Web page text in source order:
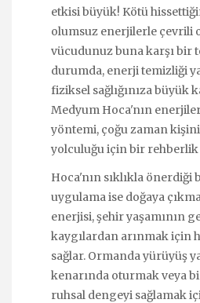
etkisi büyük! Kötü
olumsuz enerjilerle çevrili
vücudunuz buna karşı bir
durumda, enerji temizliği
fiziksel sağlığınıza büyük
Medyum Hoca'nın
yöntemi, çoğu zaman
yolculuğu için bir rehberlik
Hoca'nın sıklıkla önerdiği
uygulama ise doğaya
enerjisi, şehir yaşamının
kaygılardan arınmak için
sağlar. Ormanda yürüyüş
kenarında oturmak veya
ruhsal dengeyi sağlamak